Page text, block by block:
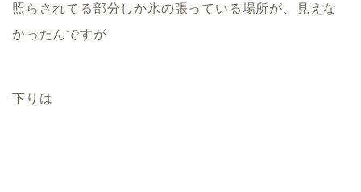
照らされてる部分しか氷の張っている場所が、見えな
かったんですが
下りは